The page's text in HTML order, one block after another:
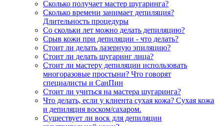
Сколько получает мастер шугаринга?
Сколько времени занимает депиляция?
Длительность процедуры
Со скольки лет можно делать депиляцию?
Срыв кожи при депиляции - что делать?
Стоит ли делать лазерную эпиляцию?
Стоит ли делать шугаринг лица?
Стоит ли мастеру депиляции использовать
многоразовые простыни? Что говорят
специалисты и СанПин
Стоит ли учиться на мастера шугаринга?
Что делать, если у клиента сухая кожа? Сухая кожа
и депиляция воском/сахаром.
Существует ли воск для депиляции